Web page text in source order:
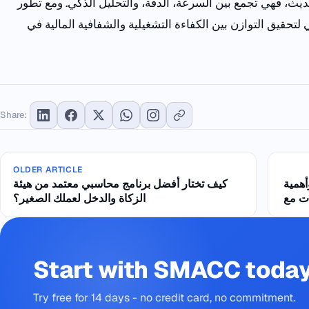
لتحقيق التوازن بين الكفاءة التشغيلية والشفافية المالية في
Share:
OLDER ARTICLE
كيف تختار أفضل برنامج محاسبي معتمد من هيئة
الزكاة والدخل لعملك الصغير؟
Start with SMACC
Try free for 14 days - no credit card, no commitment.